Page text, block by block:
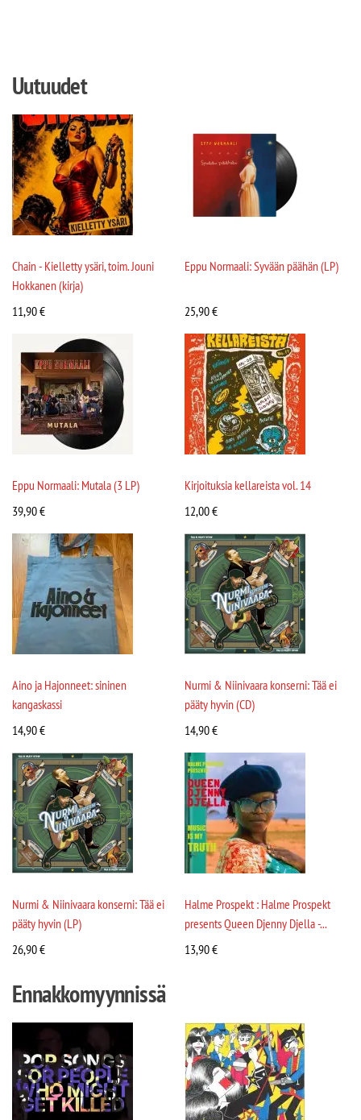
Uutuudet
Chain - Kielletty ysäri, toim. Jouni
Hokkanen (kirja)
11,90€
Eppu Normaali: Syvään päähän (LP)
25,90€
Eppu Normaali: Mutala (3 LP)
39,90€
Kirjoituksia kellareista vol. 14
12,00€
Aino ja Hajonneet: sininen
kangaskassi
14,90€
Nurmi & Niinivaara konserni: Tää ei
pääty hyvin (CD)
14,90€
Nurmi & Niinivaara konserni: Tää ei
pääty hyvin (LP)
26,90€
Halme Prospekt : Halme Prospekt
presents Queen Djenny Djella -...
13,90€
Ennakkomyynnissä